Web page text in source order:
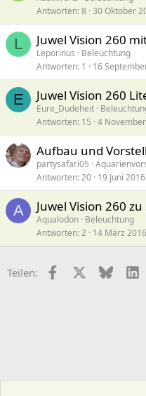
Antworten 8 30 Oktober
L Juwel Vision 260
Leporinus
Beleuchtung
Antworten 1 16
E Juwel Vision 260
Eure_Dudeheit
Antworten 15 4
Aufbau und
partysafari05
Antworten 20 19 Juni 2016
A Juwel Vision 260
Aqualodon Beleuchtung
Antworten 2 14 März 2016
Teilen: FacebookX (Twitter)
Bluesky